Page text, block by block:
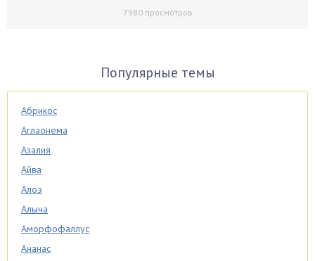
7980просмотров
Популярные темы
Абрикос
Аглаонема
Азалия
Айва
Алоэ
Алыча
Аморфофаллус
Ананас